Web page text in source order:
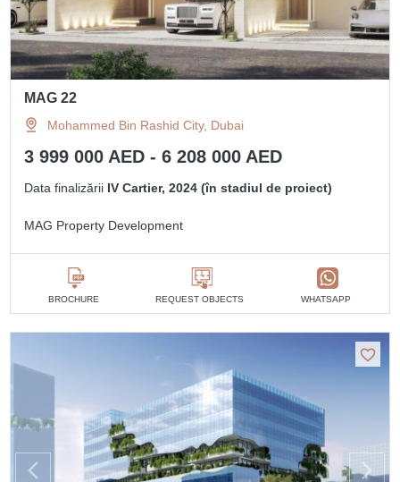
MAG 22
Mohammed Bin Rashid City, Dubai
3 999 000 AED - 6 208 000 AED
Data finalizării IV Cartier, 2024 (în stadiul de proiect)
MAG Property Development
BROCHURE REQUEST OBJECTS WHATSAPP